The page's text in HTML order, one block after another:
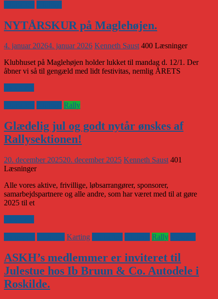
NYTÅRSKUR på Maglehøjen.
4. januar 20264. januar 2026 Kenneth Saust 400 Læsninger
Klubhuset på Maglehøjen holder lukket til mandag d. 12/1. Der
åbner vi så til gengæld med lidt festivitas, nemlig ÅRETS
Rally
Glædelig jul og godt nytår ønskes af
Rallysektionen!
20. december 202520. december 2025 Kenneth Saust 401
Læsninger
Alle vores aktive, frivillige, løbsarrangører, sponsorer,
samarbejdspartnere og alle andre, som har været med til at gøre
2025 til et
Karting Rally
ASKH’s medlemmer er inviteret til
Julestue hos Ib Bruun & Co. Autodele i
Roskilde.